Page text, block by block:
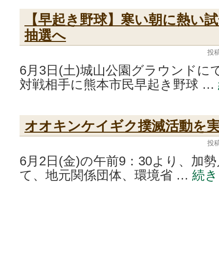
【早起き野球】寒い朝に熱い
抽選へ
投
6月3日(土)城山公園グラウンドに
対戦相手に熊本市民早起き野球 …
オオキンケイギク撲滅活動を
投
6月2日(金)の午前9：30より、加
て、地元関係団体、環境省 … 続